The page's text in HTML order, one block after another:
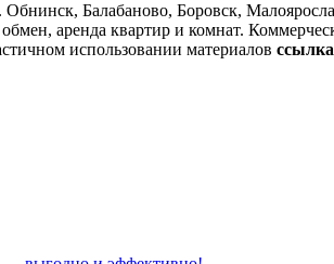
Обнинск, Балабаново, Боровск,
аренда квартир и комнат.
использовании материалов